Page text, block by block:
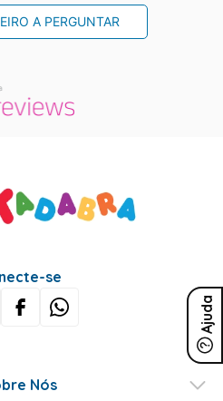
A PERGUNTAR
Ajuda
se
Nós